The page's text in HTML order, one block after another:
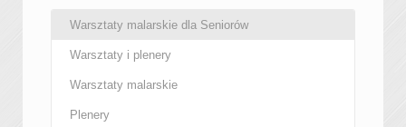
Warsztaty malarskie dla Seniorów
Warsztaty i plenery
Warsztaty malarskie
Plenery